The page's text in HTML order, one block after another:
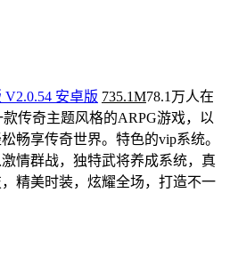
V2.0.54 安卓版 735.1M78.1万人在
传奇主题风格的ARPG游戏，以
畅享传奇世界。特色的vip系统。
情群战，独特武将养成系统，真
精美时装，炫耀全场，打造不一